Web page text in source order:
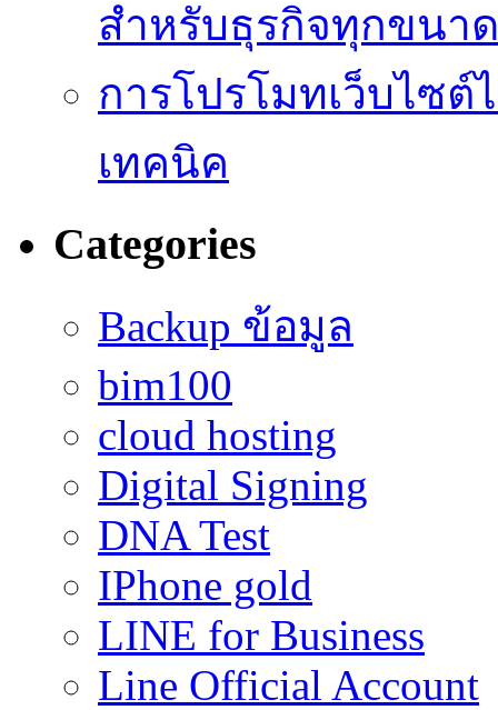
สำหรับธุรกิจทุกขนาด
การโปรโมทเว็บไซต์
เทคนิค
Categories
Backup ข้อมูล
bim100
cloud hosting
Digital Signing
DNA Test
IPhone gold
LINE for Business
Line Official Account